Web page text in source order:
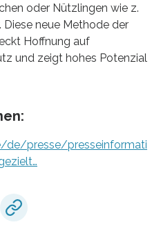
oder Nützlingen wie z.
Diese neue Methode der
Hoffnung auf
und zeigt hohes Potenzial
de/presse/presseinformati